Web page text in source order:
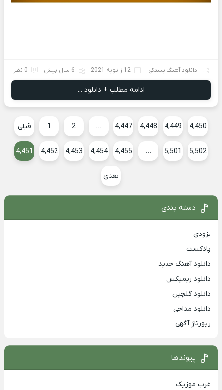
دانلود آهنگ بستکی 12 ژانویه 2021 6 سال پیش 0 نظر
ادامه مطلب + دانلود ...
قبلی 1 2 … 4,447 4,448 4,449 4,450
4,451 4,452 4,453 4,454 4,455 … 5,501 5,502
بعدی
دسته بندی
بزودی
پادکست
دانلود آهنگ جدید
دانلود ریمیکس
دانلود گلچین
دانلود مداحی
رپورتاژ آگهی
پیوندها
غرب موزیک